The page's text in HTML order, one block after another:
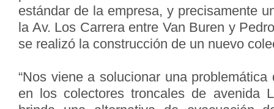
estándar de la empresa, y precisamente
la Av. Los Carrera entre Van Buren y
se realizó la construcción de un nuevo
“Nos viene a solucionar una
en los colectores troncales de avenida